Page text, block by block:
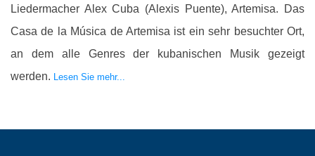
Liedermacher Alex Cuba (Alexis Puente), Artemisa. Das
Casa de la Música de Artemisa ist ein sehr besuchter Ort,
an dem alle Genres der kubanischen Musik gezeigt
werden.
Lesen Sie mehr...